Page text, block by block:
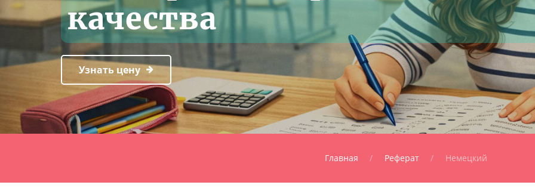
качества
Узнать цену
Главная Реферат Немецкий